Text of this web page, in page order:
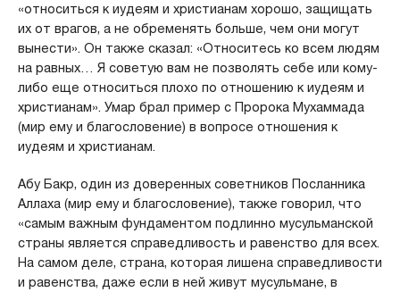
«относиться к иудеям и христианам хорошо, защищать
их от врагов, а не обременять больше, чем они могут
вынести». Он также сказал: «Относитесь ко всем людям
на равных… Я советую вам не позволять себе или кому-
либо еще относиться плохо по отношению к иудеям и
христианам». Умар брал пример с Пророка Мухаммада
(мир ему и благословение) в вопросе отношения к
иудеям и христианам.
Абу Бакр, один из доверенных советников Посланника
Аллаха (мир ему и благословение), также говорил, что
«самым важным фундаментом подлинно мусульманской
страны является справедливость и равенство для всех.
На самом деле, страна, которая лишена справедливости
и равенства, даже если в ней живут мусульмане, в